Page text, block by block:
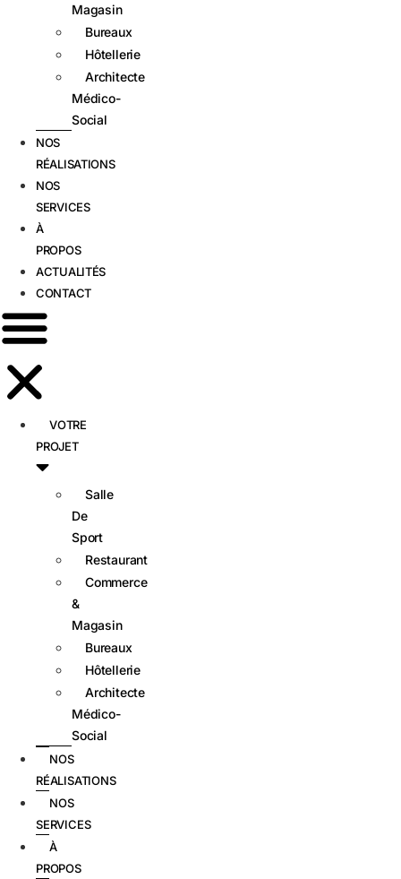
Magasin
Bureaux
Hôtellerie
Architecte
Médico-
Social
NOS
RÉALISATIONS
NOS
SERVICES
À
PROPOS
ACTUALITÉS
CONTACT
VOTRE
PROJET
Salle
De
Sport
Restaurant
Commerce
&
Magasin
Bureaux
Hôtellerie
Architecte
Médico-
Social
NOS
RÉALISATIONS
NOS
SERVICES
À
PROPOS